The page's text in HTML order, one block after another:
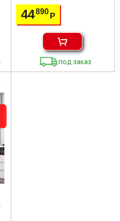
44890 Р
под заказ